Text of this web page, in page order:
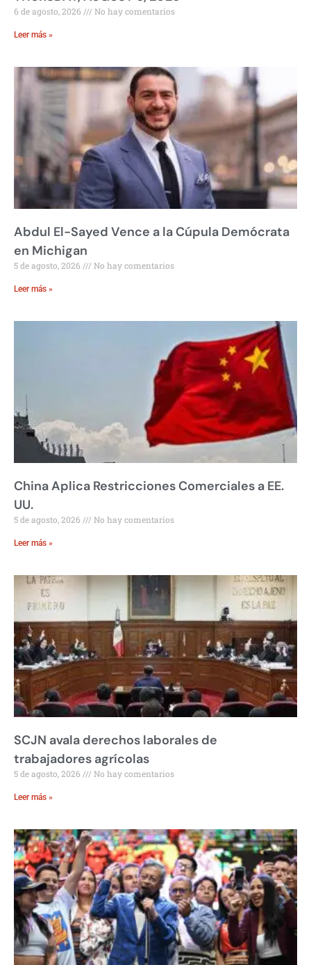
6 de agosto, 2026 No hay comentarios
Leer más »
Abdul El-Sayed Vence a la Cúpula Demócrata
en Michigan
5 de agosto, 2026 No hay comentarios
Leer más »
China Aplica Restricciones Comerciales a EE.
UU.
5 de agosto, 2026 No hay comentarios
Leer más »
SCJN avala derechos laborales de
trabajadores agrícolas
5 de agosto, 2026 No hay comentarios
Leer más »